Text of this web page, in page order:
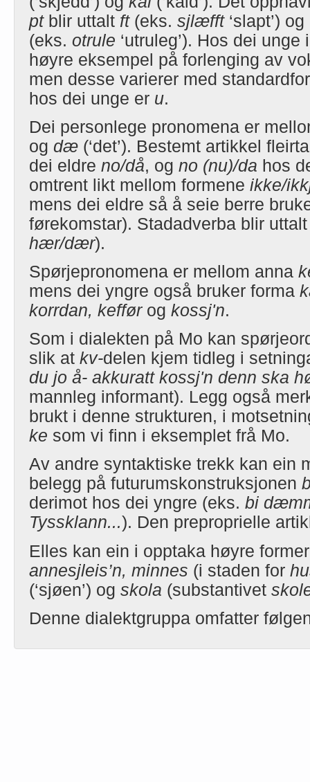
pt blir uttalt ft(eks.sjlæfft ‘slapt’)
(eks.otrule ‘utruleg’). Hos dei
høyre eksempel på forlenging av
men desse varierer med
hos dei unge er u.
Dei personlege pronomena er
ogdæ (‘det’). Bestemt artikkel
dei eldreno/då, ogno (nu)/da hos
omtrent likt mellom formeneikke/
mens dei eldre så å seie berre
førekomstar). Stadadverba blir
hær/dær).
Spørjepronomena er mellom anna
mens dei yngre også bruker forma
korrdan, keffør ogkossj'n.
Som i dialekten på Mo kan
slik atkv-delen kjem tidleg i
du jo å- akkuratt kossj'n denn ska
mannleg informant). Legg også
brukt i denne strukturen, i
ke som vi finn i eksemplet frå Mo.
Av andre syntaktiske trekk kan ein
belegg på futurumskonstruksjonen
derimot hos dei yngre (eks.bi
Tyssklann...). Den preproprielle
Elles kan ein i opptaka høyre
annesjleis’n, minnes (i staden for
(‘sjøen’) ogskola (substantivet
Denne dialektgruppa omfatter